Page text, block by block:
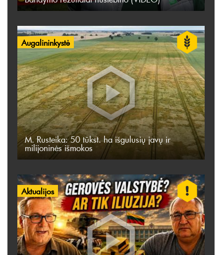
Augalininkystė
M. Rusteika: 50 tūkst. ha išgulusių javų ir
milijoninės išmokos
Aktualijos